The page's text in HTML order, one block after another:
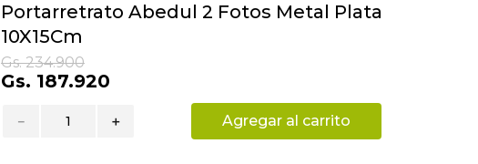
Portarretrato Abedul 2 Fotos Metal Plata
10X15Cm
Gs. 234.900
Gs. 187.920
＋
－ Agregar al carrito